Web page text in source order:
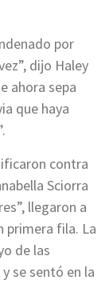
por
dijo Haley
ahora sepa
que haya
contra
Sciorra
llegaron a
primera fila. La
de las
se sentó en la